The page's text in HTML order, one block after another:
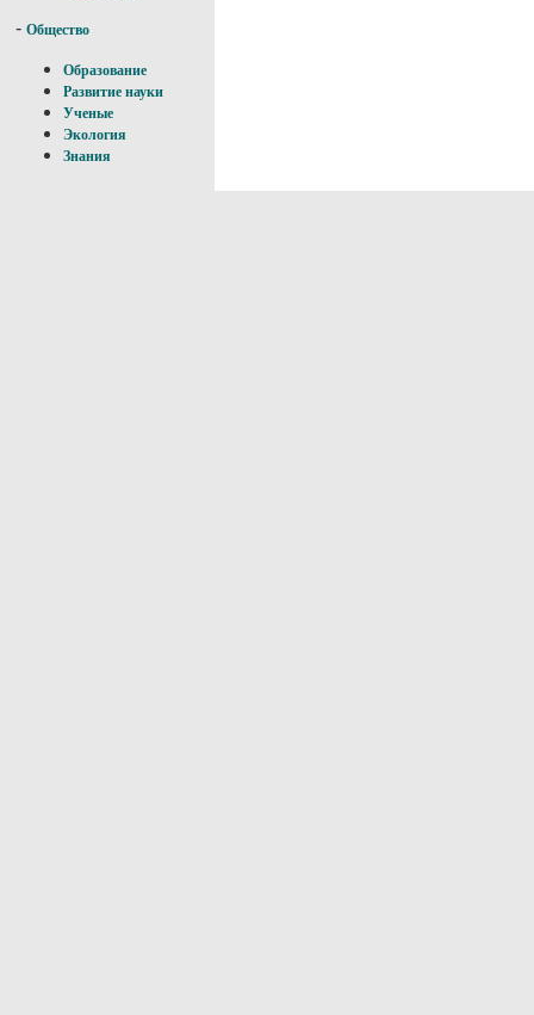
- Общество
Образование
Развитие науки
Ученые
Экология
Знания